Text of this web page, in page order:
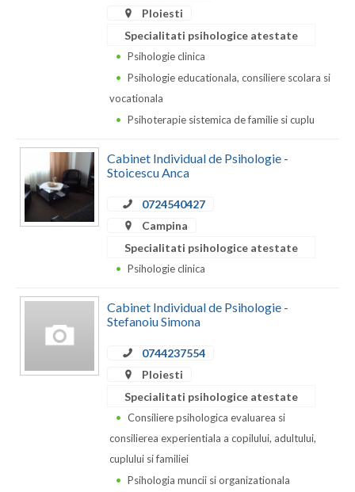
Hunedoara
Ialomita
Mehedinti
Neamt
Ploiesti
Specialitati psihologice atestate
Psihologie clinica
Psihologie educationala, consiliere scolara si
vocationala
Psihoterapie sistemica de familie si cuplu
Cabinet Individual de Psihologie -
Stoicescu Anca
0724540427
Campina
Specialitati psihologice atestate
Psihologie clinica
Cabinet Individual de Psihologie -
Stefanoiu Simona
0744237554
Ploiesti
Specialitati psihologice atestate
Consiliere psihologica evaluarea si
consilierea experientiala a copilului, adultului,
cuplului si familiei
Psihologia muncii si organizationala